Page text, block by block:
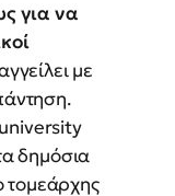
για να
με
δημόσια
τομεάρχης